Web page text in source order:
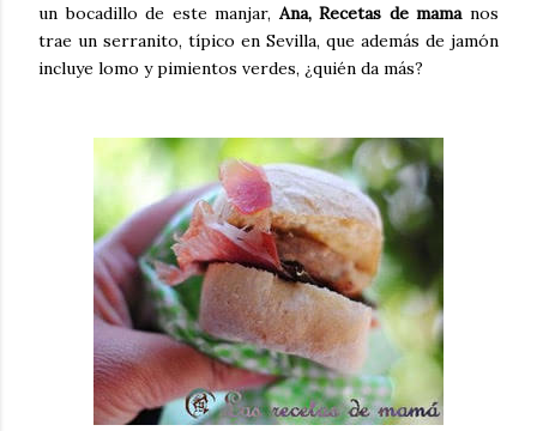
un bocadillo de este manjar, Ana, Recetas de mamanos
trae un serranito, típico en Sevilla, que además de jamón
incluye lomo y pimientos verdes, ¿quién da más?